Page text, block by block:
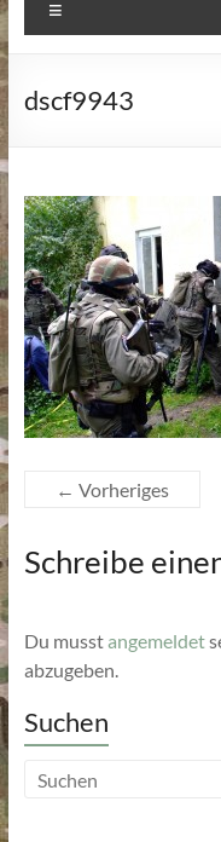
dscf9943
← Vorheriges
Schreibe
Du musstangemeldet
abzugeben.
Suchen